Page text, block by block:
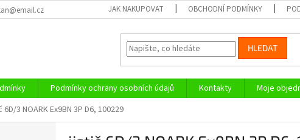
JAK NAKUPOVAT OBCHODNÍ PODMÍNKY
HLEDAT
Podmínky ochrany osobních údajů Kontakty Moje
3 NOARK Ex9BN 3P D6, 100229